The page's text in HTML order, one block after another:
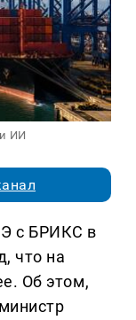
ИИ
с БРИКС в
что на
Об этом,